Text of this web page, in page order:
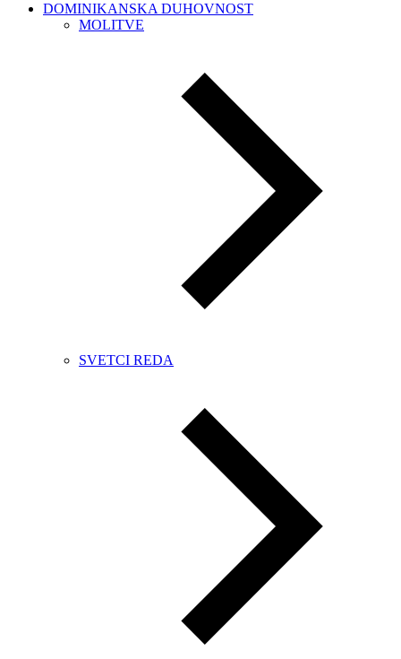
DOMINIKANSKA DUHOVNOST
MOLITVE
SVETCI REDA